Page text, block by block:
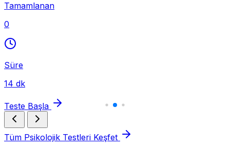
Tamamlanan
0
Süre
14 dk
Teste Başla
Tüm Psikolojik Testleri Keşfet